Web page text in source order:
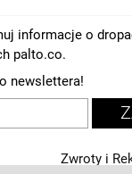
informacje o
palto.co.
newslettera!
Zwroty i